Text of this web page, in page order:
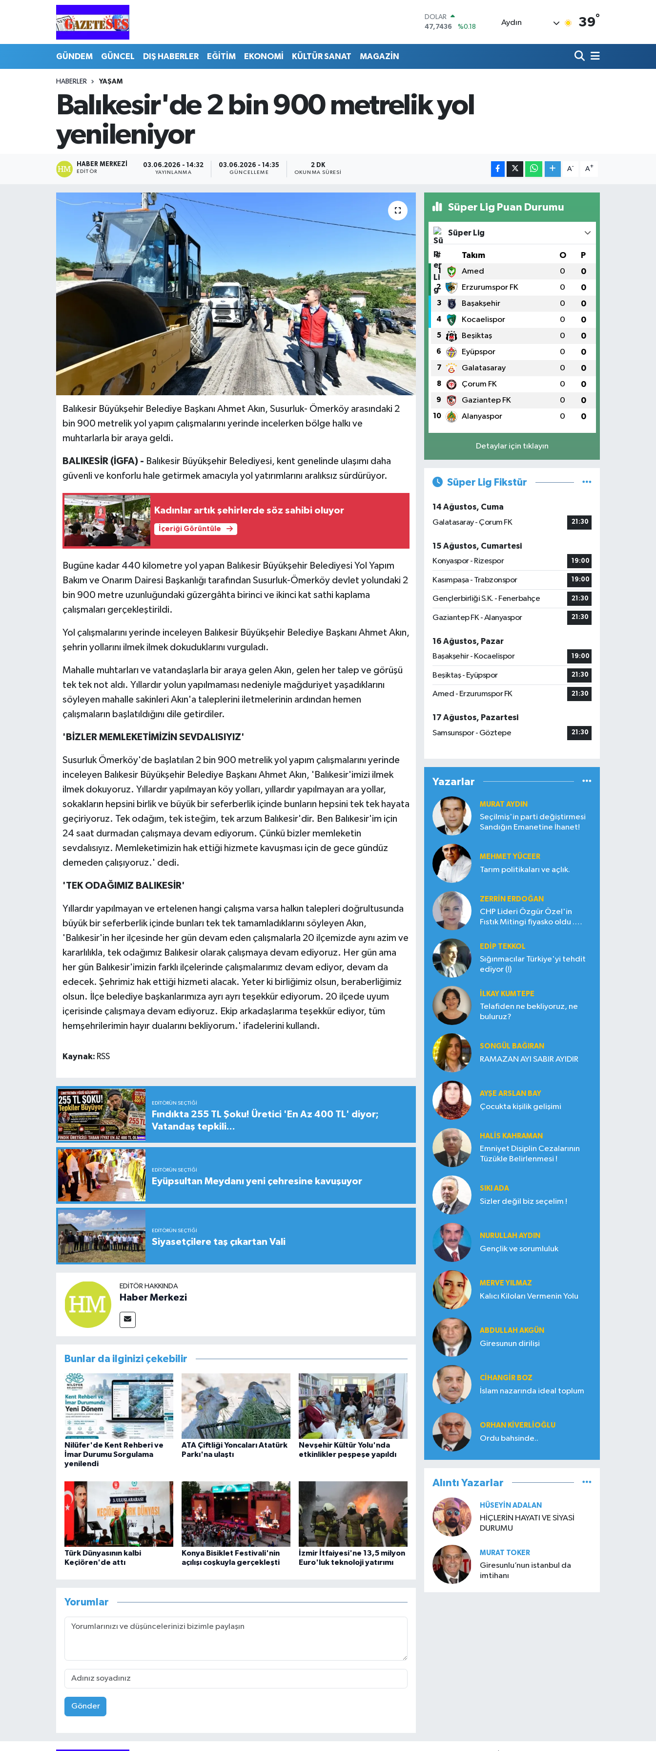
DOLAR
47,7436
%0.18
13.779
%-14
BITCOIN
Aydın 39°
GÜNDEM GÜNCEL DIŞ HABERLER EĞİTİM EKONOMİ KÜLTÜR SANAT MAGAZİN
HABERLER YAŞAM
Balıkesir'de 2 bin 900 metrelik yol
yenileniyor
HABER MERKEZI
EDITÖR
03.06.2026 - 14:32
YAYINLANMA
03.06.2026 - 14:35
GÜNCELLEME
2 DK
OKUNMA SÜRESI
A- A+
Balıkesir Büyükşehir Belediye Başkanı Ahmet Akın, Susurluk- Ömerköy arasındaki 2
bin 900 metrelik yol yapım çalışmalarını yerinde incelerken bölge halkı ve
muhtarlarla bir araya geldi.
BALIKESİR (İGFA) - Balıkesir Büyükşehir Belediyesi, kent genelinde ulaşımı daha
güvenli ve konforlu hale getirmek amacıyla yol yatırımlarını aralıksız sürdürüyor.
Kadınlar artık şehirlerde söz sahibi oluyor
İçeriği Görüntüle
Bugüne kadar 440 kilometre yol yapan Balıkesir Büyükşehir Belediyesi Yol Yapım
Bakım ve Onarım Dairesi Başkanlığı tarafından Susurluk-Ömerköy devlet yolundaki 2
bin 900 metre uzunluğundaki güzergâhta birinci ve ikinci kat sathi kaplama
çalışmaları gerçekleştirildi.
Yol çalışmalarını yerinde inceleyen Balıkesir Büyükşehir Belediye Başkanı Ahmet Akın,
şehrin yollarını ilmek ilmek dokuduklarını vurguladı.
Mahalle muhtarları ve vatandaşlarla bir araya gelen Akın, gelen her talep ve görüşü
tek tek not aldı. Yıllardır yolun yapılmaması nedeniyle mağduriyet yaşadıklarını
söyleyen mahalle sakinleri Akın'a taleplerini iletmelerinin ardından hemen
çalışmaların başlatıldığını dile getirdiler.
'BİZLER MEMLEKETİMİZİN SEVDALISIYIZ'
Susurluk Ömerköy'de başlatılan 2 bin 900 metrelik yol yapım çalışmalarını yerinde
inceleyen Balıkesir Büyükşehir Belediye Başkanı Ahmet Akın, 'Balıkesir'imizi ilmek
ilmek dokuyoruz. Yıllardır yapılmayan köy yolları, yıllardır yapılmayan ara yollar,
sokakların hepsini birlik ve büyük bir seferberlik içinde bunların hepsini tek tek hayata
geçiriyoruz. Tek odağım, tek isteğim, tek arzum Balıkesir'dir. Ben Balıkesir'im için
24 saat durmadan çalışmaya devam ediyorum. Çünkü bizler memleketin
sevdalısıyız. Memleketimizin hak ettiği hizmete kavuşması için de gece gündüz
demeden çalışıyoruz.' dedi.
'TEK ODAĞIMIZ BALIKESİR'
Yıllardır yapılmayan ve ertelenen hangi çalışma varsa halkın talepleri doğrultusunda
büyük bir seferberlik içinde bunları tek tek tamamladıklarını söyleyen Akın,
'Balıkesir'in her ilçesinde her gün devam eden çalışmalarla 20 ilçemizde aynı azim ve
kararlılıkla, tek odağımız Balıkesir olarak çalışmaya devam ediyoruz. Her gün ama
her gün Balıkesir'imizin farklı ilçelerinde çalışmalarımız devam ediyor, devam da
edecek. Şehrimiz hak ettiği hizmeti alacak. Yeter ki birliğimiz olsun, beraberliğimiz
olsun. İlçe belediye başkanlarımıza ayrı ayrı teşekkür ediyorum. 20 ilçede uyum
içerisinde çalışmaya devam ediyoruz. Ekip arkadaşlarıma teşekkür ediyor, tüm
hemşehrilerimin hayır dualarını bekliyorum.' ifadelerini kullandı.
Kaynak: RSS
EDITÖRÜN SEÇTIĞI
Fındıkta 255 TL Şoku! Üretici 'En Az 400 TL' diyor;
Vatandaş tepkili...
EDITÖRÜN SEÇTIĞI
Eyüpsultan Meydanı yeni çehresine kavuşuyor
EDITÖRÜN SEÇTIĞI
Siyasetçilere taş çıkartan Vali
EDITÖR HAKKINDA
Haber Merkezi
Bunlar da ilginizi çekebilir
Nilüfer'de Kent Rehberi ve
İmar Durumu Sorgulama
yenilendi
ATA Çiftliği Yoncaları Atatürk
Parkı'na ulaştı
Nevşehir Kültür Yolu'nda
etkinlikler peşpeşe yapıldı
Türk Dünyasının kalbi
Keçiören'de attı
Konya Bisiklet Festivali'nin
açılışı coşkuyla gerçekleşti
İzmir İtfaiyesi'ne 13,5 milyon
Euro'luk teknoloji yatırımı
Yorumlar
Gönder
Süper Lig Puan Durumu
Süper Lig
# Takım O P
1 Amed 0 0
2 Erzurumspor FK 0 0
3 Başakşehir 0 0
4 Kocaelispor 0 0
5 Beşiktaş 0 0
6 Eyüpspor 0 0
7 Galatasaray 0 0
8 Çorum FK 0 0
9 Gaziantep FK 0 0
10 Alanyaspor 0 0
Detaylar için tıklayın
Süper Lig Fikstür
14 Ağustos, Cuma
Galatasaray - Çorum FK
21:30
15 Ağustos, Cumartesi
Konyaspor - Rizespor
19:00
Kasımpaşa - Trabzonspor 19:00
Gençlerbirliği S.K. - Fenerbahçe 21:30
Gaziantep FK - Alanyaspor 21:30
16 Ağustos, Pazar
Başakşehir - Kocaelispor
19:00
Beşiktaş - Eyüpspor 21:30
Amed - Erzurumspor FK 21:30
17 Ağustos, Pazartesi
Samsunspor - Göztepe
21:30
Yazarlar
MURAT AYDIN
Seçilmiş'in parti değiştirmesi
Sandığın Emanetine İhanet!
MEHMET YÜCEER
Tarım politikaları ve açlık.
ZERRIN ERDOĞAN
CHP Lideri Özgür Özel'in
Fıstık Mitingi fiyasko oldu .
EDIP TEKKOL
Sığınmacılar Türkiye'yi tehdit
ediyor (!)
İLKAY KUMTEPE
Telafiden ne bekliyoruz, ne
buluruz?
SONGÜL BAĞIRAN
RAMAZAN AYI SABIR AYIDIR
AYŞE ARSLAN BAY
Çocukta kişilik gelişimi
HALIS KAHRAMAN
Emniyet Disiplin Cezalarının
Tüzükle Belirlenmesi !
SIKI ADA
Sizler değil biz seçelim !
NURULLAH AYDIN
Gençlik ve sorumluluk
MERVE YILMAZ
Kalıcı Kiloları Vermenin Yolu
ABDULLAH AKGÜN
Giresunun dirilişi
CIHANGIR BOZ
İslam nazarında ideal toplum
ORHAN KIVERLIOĞLU
Ordu bahsinde..
Alıntı Yazarlar
HÜSEYIN ADALAN
HİÇLERİN HAYATI VE SİYASİ
DURUMU
MURAT TOKER
Giresunlu’nun istanbul da
imtihanı